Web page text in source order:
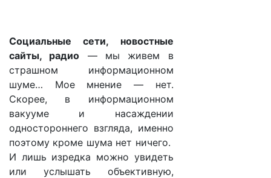
Социальные сети, новостные
сайты, радио — мы живем в
страшном информационном
шуме… Мое мнение — нет.
Скорее, в информационном
вакууме и насаждении
одностороннего взгляда, именно
поэтому кроме шума нет ничего.
И лишь изредка можно увидеть
или услышать объективную,